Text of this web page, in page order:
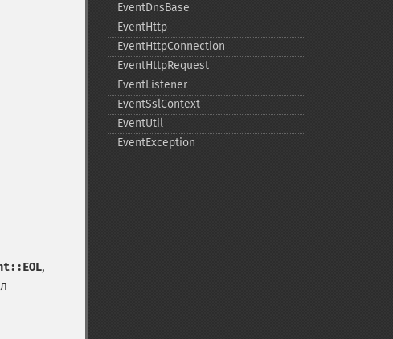
,
EventDnsBase
EventHttp
EventHttpConnection
EventHttpRequest
EventListener
EventSslContext
EventUtil
EventException